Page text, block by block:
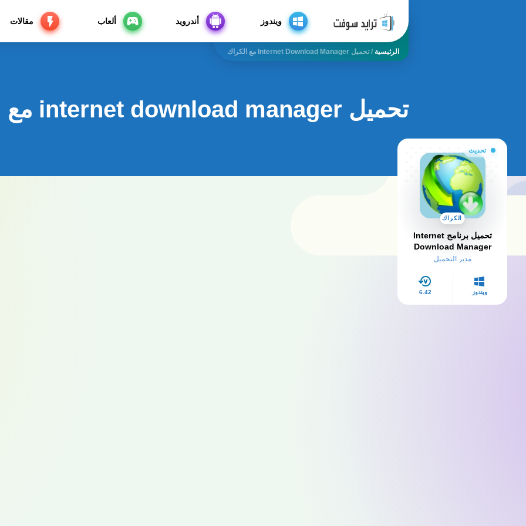
ويندوز أندرويد ألعاب مقالات
الرئيسية /تحميل Internet Download Manager مع الكراك
تحميل internet download manager مع الكراك
تحديث
الكراك
تحميل برنامج Internet
Download Manager
كامل بالكراك والسيريال
مدير التحميل
ويندوز 6.42